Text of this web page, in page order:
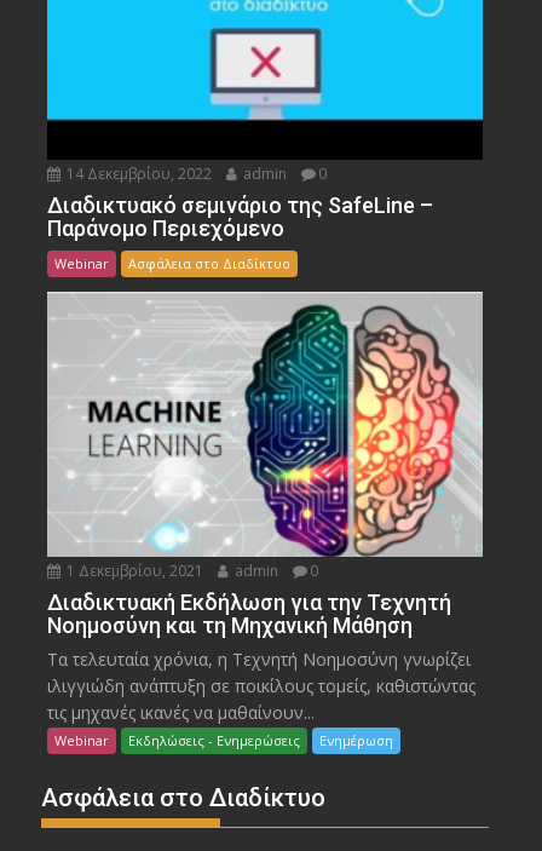
14 Δεκεμβρίου, 2022 admin 0
Διαδικτυακό σεμινάριο της SafeLine –
Παράνομο Περιεχόμενο
Webinar Ασφάλεια στο Διαδίκτυο
1 Δεκεμβρίου, 2021 admin 0
Διαδικτυακή Εκδήλωση για την Τεχνητή
Νοημοσύνη και τη Μηχανική Μάθηση
Τα τελευταία χρόνια, η Τεχνητή Νοημοσύνη γνωρίζει
ιλιγγιώδη ανάπτυξη σε ποικίλους τομείς, καθιστώντας
τις μηχανές ικανές να μαθαίνουν...
Webinar Εκδηλώσεις - Ενημερώσεις Ενημέρωση
Ασφάλεια στο Διαδίκτυο